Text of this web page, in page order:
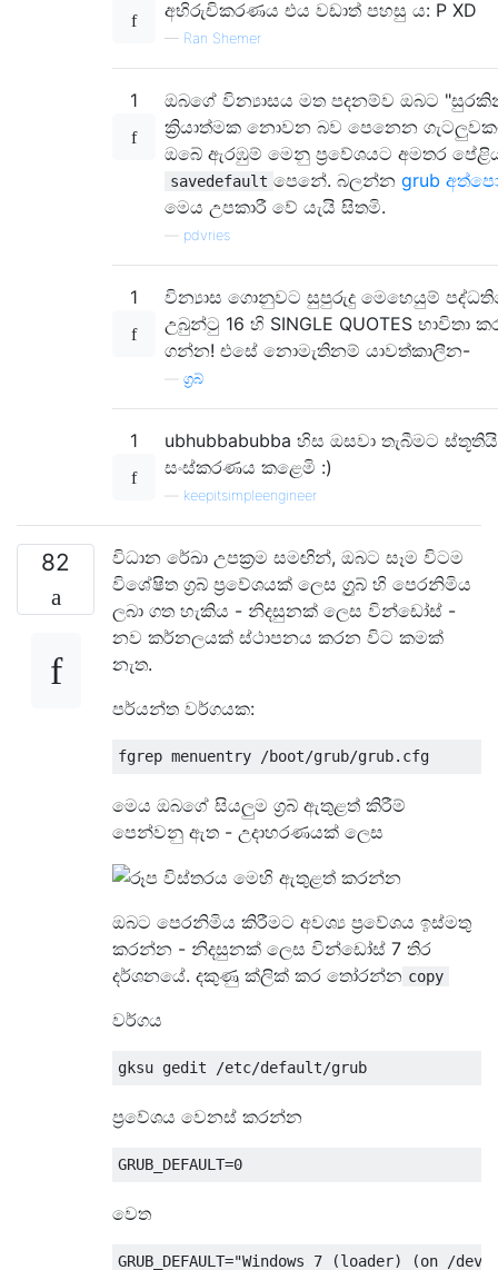
අභිරුචිකරණය එය වඩාත් පහසු ය: P XD
— Ran Shemer
1
ඔබගේ වින්‍යාසය මත පදනම්ව ඔබට
ක්‍රියාත්මක නොවන බව පෙනෙන
ඔබේ ඇරඹුම් මෙනු ප්‍රවේශයට අමතර
savedefault පෙනේ. බලන්න grub
මෙය උපකාරී වේ යැයි සිතමි.
pdvries
1
වින්‍යාස ගොනුවට සුපුරුදු මෙහෙයුම්
උබුන්ටු 16 හි SINGLE QUOTES භාවිතා
ගන්න! එසේ නොමැතිනම් යාවත්කාලීන-
ග්‍රබ්
1
ubhubbabubba හිස ඔසවා තැබීමට
සංස්කරණය කළෙමි :)
keepitsimpleengineer
82
විධාන රේඛා උපක්‍රම සමඟින්, ඔබට සෑම විටම
විශේෂිත ග්‍රබ් ප්‍රවේශයක් ලෙස ග්‍රුබ් හි පෙරනිමිය
ලබා ගත හැකිය - නිදසුනක් ලෙස වින්ඩෝස් -
නව කර්නලයක් ස්ථාපනය කරන විට කමක්
නැත.
පර්යන්ත වර්ගයක:
මෙය ඔබගේ සියලුම ග්‍රබ් ඇතුළත් කිරීම්
පෙන්වනු ඇත - උදාහරණයක් ලෙස
ඔබට පෙරනිමිය කිරීමට අවශ්‍ය ප්‍රවේශය ඉස්මතු
කරන්න - නිදසුනක් ලෙස වින්ඩෝස් 7 තිර
දර්ශනයේ. දකුණු ක්ලික් කර තෝරන්න copy
වර්ගය
ප්‍රවේශය වෙනස් කරන්න
වෙත